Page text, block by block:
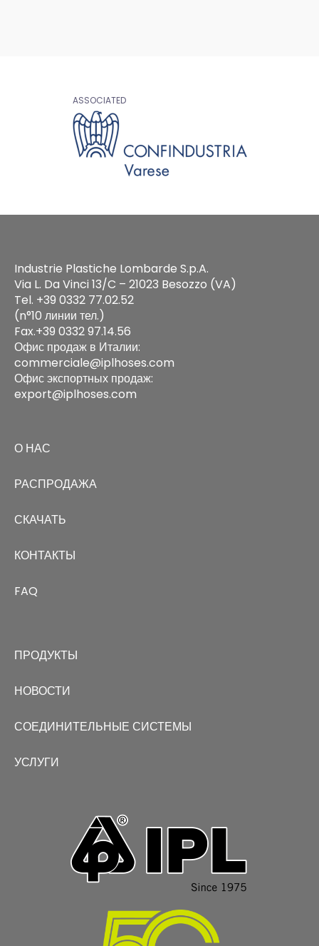
ASSOCIATED
Industrie Plastiche Lombarde S.p.A.
Via L. Da Vinci 13/C – 21023 Besozzo (VA)
Tel. +39 0332 77.02.52
(n°10 линии тел.)
Fax.+39 0332 97.14.56
Офис продаж в Италии:
commerciale@iplhoses.com
Офис экспортных продаж:
export@iplhoses.com
О НАС
РАСПРОДАЖА
СКАЧАТЬ
КОНТАКТЫ
FAQ
ПРОДУКТЫ
НОВОСТИ
СОЕДИНИТЕЛЬНЫЕ СИСТЕМЫ
УСЛУГИ